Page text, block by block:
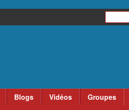
Blogs Vidéos
Groupes